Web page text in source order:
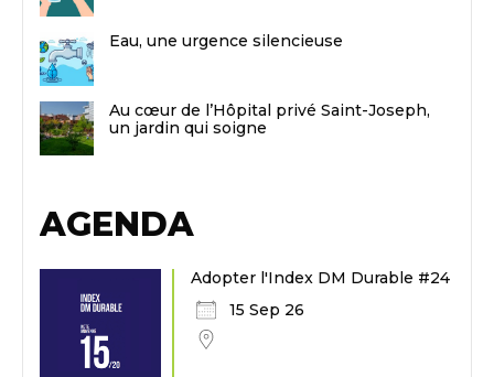
Eau, une urgence silencieuse
Au cœur de l’Hôpital privé Saint-Joseph,
un jardin qui soigne
AGENDA
Adopter l'Index DM Durable #24
15 Sep 26